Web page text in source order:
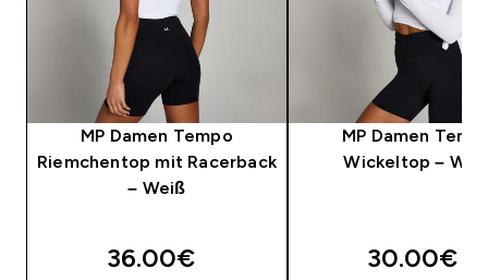
MP Damen Tempo
Riemchentop mit Racerback
– Weiß
36.00€‎
MP Damen
Wickeltop –
30.00€‎